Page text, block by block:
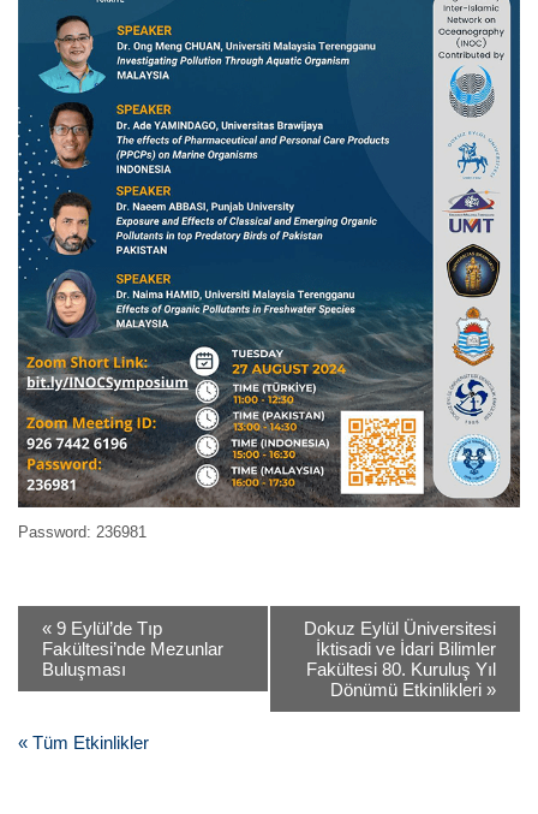
Password: 236981
« 9 Eylül’de Tıp
Fakültesi’nde Mezunlar
Buluşması
Dokuz Eylül Üniversitesi
İktisadi ve İdari Bilimler
Fakültesi 80. Kuruluş Yıl
Dönümü Etkinlikleri »
« Tüm Etkinlikler